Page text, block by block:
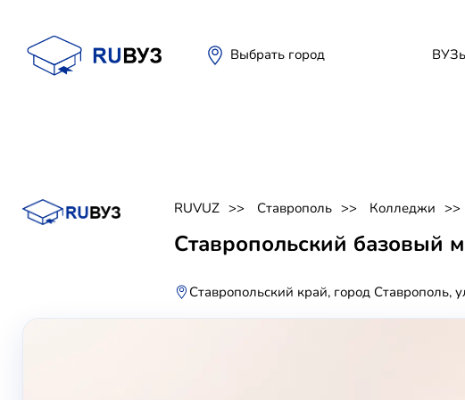
Выбрать город
RUVUZ Ставрополь Колледжи
Ставропольский базовый
Ставропольский край, город